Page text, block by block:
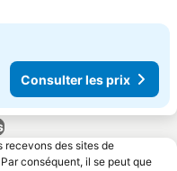
Consulter les prix
recevons des sites de
conséquent, il se peut que